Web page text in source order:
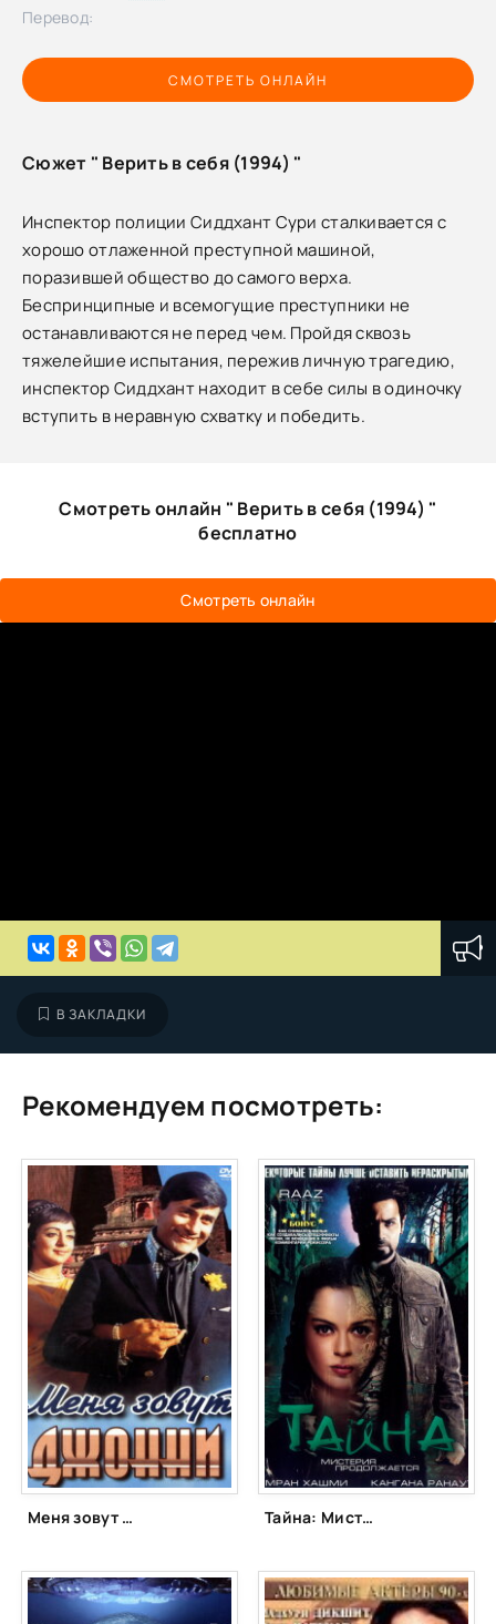
СМОТРЕТЬ ОНЛАЙН
Перевод:
Сюжет " Верить в себя (1994) "
Инспектор полиции Сиддхант Сури сталкивается с
хорошо отлаженной преступной машиной,
поразившей общество до самого верха.
Беспринципные и всемогущие преступники не
останавливаются не перед чем. Пройдя сквозь
тяжелейшие испытания, пережив личную трагедию,
инспектор Сиддхант находит в себе силы в одиночку
вступить в неравную схватку и победить.
Смотреть онлайн " Верить в себя (1994) "
бесплатно
Смотреть онлайн
В ЗАКЛАДКИ
Рекомендуем посмотреть:
Меня зовут Джонни (1970) Тайна: Мистерия продолжается (2009)